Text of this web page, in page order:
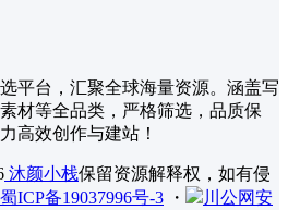
平台，汇聚全球海量资源。涵盖写
材等全品类，严格筛选，品质保
高效创作与建站！
沐颜小栈保留资源解释权，如有侵
蜀ICP备19037996号-3 ・
川公网安